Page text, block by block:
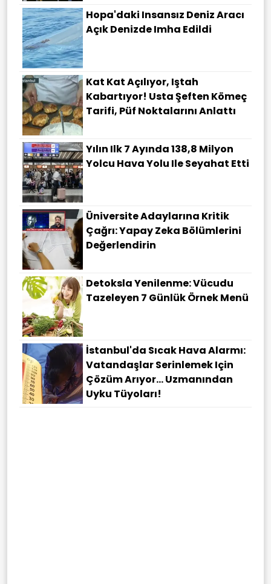
Hopa'daki Insansız Deniz Aracı
Açık Denizde Imha Edildi
Kat Kat Açılıyor, Iştah
Kabartıyor! Usta Şeften Kömeç
Tarifi, Püf Noktalarını Anlattı
Yılın Ilk 7 Ayında 138,8 Milyon
Yolcu Hava Yolu Ile Seyahat Etti
Üniversite Adaylarına Kritik
Çağrı: Yapay Zeka Bölümlerini
Değerlendirin
Detoksla Yenilenme: Vücudu
Tazeleyen 7 Günlük Örnek Menü
İstanbul'da Sıcak Hava Alarmı:
Vatandaşlar Serinlemek Için
Çözüm Arıyor... Uzmanından
Uyku Tüyoları!